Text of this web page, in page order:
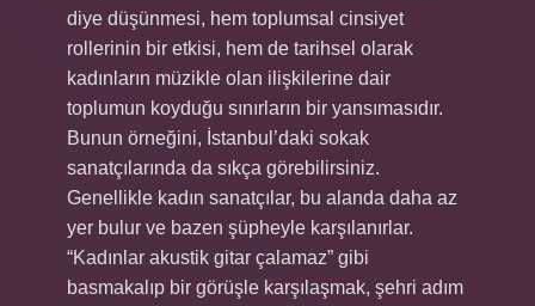
diye düşünmesi, hem toplumsal cinsiyet
rollerinin bir etkisi, hem de tarihsel olarak
kadınların müzikle olan ilişkilerine dair
toplumun koyduğu sınırların bir yansımasıdır.
Bunun örneğini, İstanbul’daki sokak
sanatçılarında da sıkça görebilirsiniz.
Genellikle kadın sanatçılar, bu alanda daha az
yer bulur ve bazen şüpheyle karşılanırlar.
“Kadınlar akustik gitar çalamaz” gibi
basmakalıp bir görüşle karşılaşmak, şehri adım